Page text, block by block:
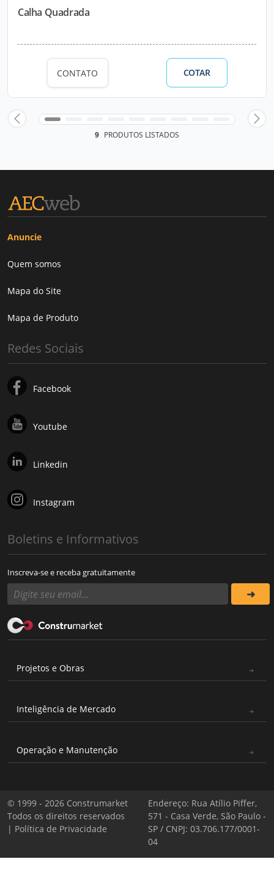
Calha Quadrada
CONTATO COTAR
9 PRODUTOS LISTADOS
Anuncie
Quem somos
Mapa do Site
Mapa de Produto
Redes Sociais
Facebook
Youtube
Linkedin
Instagram
Boletins e Informativos
Inscreva-se e receba gratuitamente
Projetos e Obras
Inteligência de Mercado
Operação e Manutenção
© 1999 - 2026 Construmarket
Todos os direitos reservados
| Política de Privacidade
Endereço: Rua Atílio Piffer,
571 - Casa Verde, São Paulo -
SP / CNPJ: 03.706.177/0001-
04